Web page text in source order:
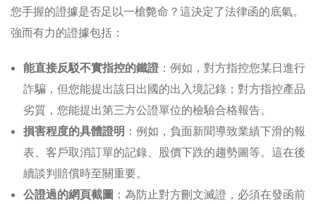
您手握的證據是否足以一槍斃命？這決定了法律函的底氣。
強而有力的證據包括：
能直接反駁不實指控的鐵證 ：例如，對方指控您某日進行
詐騙，但您能提出該日出國的出入境記錄；對方指控產品
劣質，您能提出第三方公證單位的檢驗合格報告。
損害程度的具體證明 ：例如，負面新聞導致業績下滑的報
表、客戶取消訂單的記錄、股價下跌的趨勢圖等。這在後
續談判賠償時至關重要。
公證過的網頁截圖 ：為防止對方刪文滅證，必須在發函前